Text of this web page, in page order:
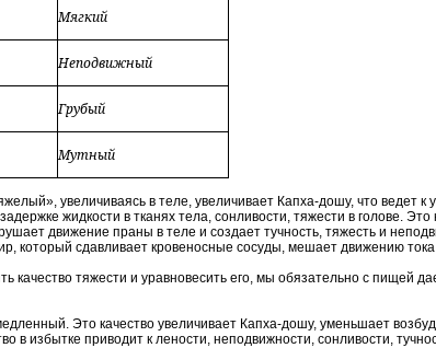
Мягкий
Неподвижный
Грубый
Мутный
увеличиваясь в теле, увеличивает Капха-дошу, что ведет
жидкости в тканях тела, сонливости, тяжести в голове. Это
движение праны в теле и создает тучность, тяжесть и
который сдавливает кровеносные сосуды, мешает движению тока
качество тяжести и уравновесить его, мы обязательно с пищей
Это качество увеличивает Капха-дошу, уменьшает
в избытке приводит к лености, неподвижности, сонливости,